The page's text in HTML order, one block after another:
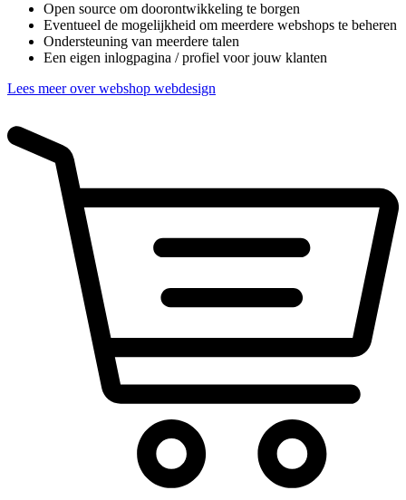
Open source om doorontwikkeling te borgen
Eventueel de mogelijkheid om meerdere webshops te beheren
Ondersteuning van meerdere talen
Een eigen inlogpagina / profiel voor jouw klanten
Lees meer over webshop webdesign